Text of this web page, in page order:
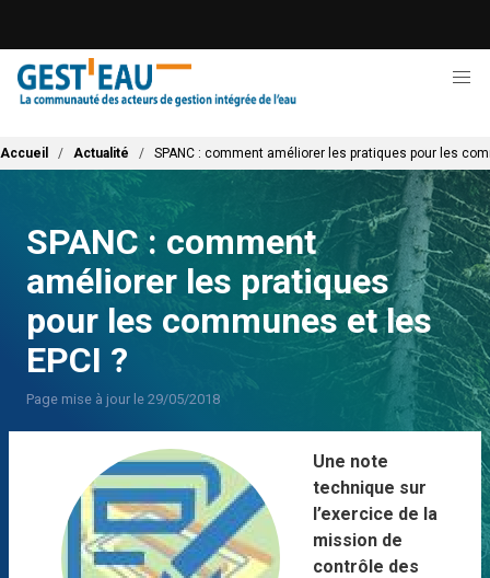
contenu
principal
Fil d'Ariane
Accueil Actualité SPANC : comment améliorer les pratiques pour les
SPANC : comment
améliorer les pratiques
pour les communes et les
EPCI ?
Page mise à jour le 29/05/2018
Une note
technique sur
l’exercice de la
mission de
contrôle des